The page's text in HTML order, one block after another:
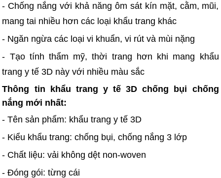
- Chống nắng với khả năng ôm sát kín mặt, cằm, mũi,
mang tai nhiều hơn các loại khẩu trang khác
- Ngăn ngừa các loại vi khuẩn, vi rút và mùi nặng
- Tạo tính thẩm mỹ, thời trang hơn khi mang khẩu
trang y tế 3D này với nhiều màu sắc
Thông tin khẩu trang y tế 3D chống bụi chống
nắng mới nhất:
- Tên sản phẩm: khẩu trang y tế 3D
- Kiểu khẩu trang: chống bụi, chống nắng 3 lớp
- Chất liệu: vải không dệt non-woven
- Đóng gói: từng cái